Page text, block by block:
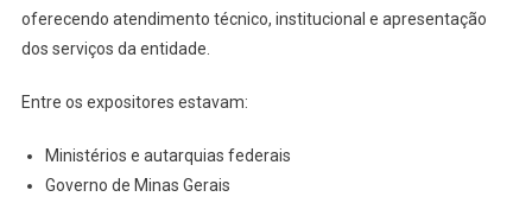
oferecendo atendimento técnico, institucional e apresentação
dos serviços da entidade.
Entre os expositores estavam:
Ministérios e autarquias federais
Governo de Minas Gerais